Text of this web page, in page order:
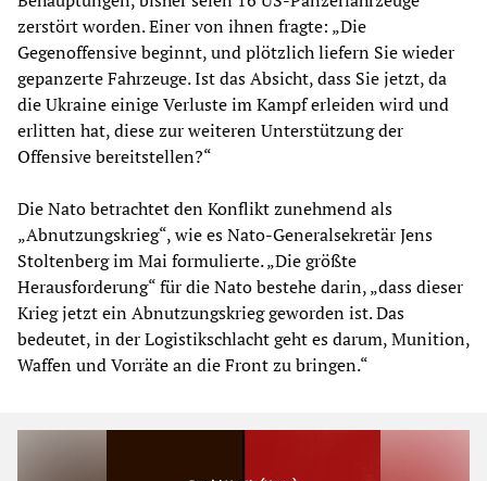
zerstört worden. Einer von ihnen fragte: „Die
Gegenoffensive beginnt, und plötzlich liefern Sie wieder
gepanzerte Fahrzeuge. Ist das Absicht, dass Sie jetzt, da
die Ukraine einige Verluste im Kampf erleiden wird und
erlitten hat, diese zur weiteren Unterstützung der
Offensive bereitstellen?“
Die Nato betrachtet den Konflikt zunehmend als
„Abnutzungskrieg“, wie es Nato-Generalsekretär Jens
Stoltenberg im Mai formulierte. „Die größte
Herausforderung“ für die Nato bestehe darin, „dass dieser
Krieg jetzt ein Abnutzungskrieg geworden ist. Das
bedeutet, in der Logistikschlacht geht es darum, Munition,
Waffen und Vorräte an die Front zu bringen.“